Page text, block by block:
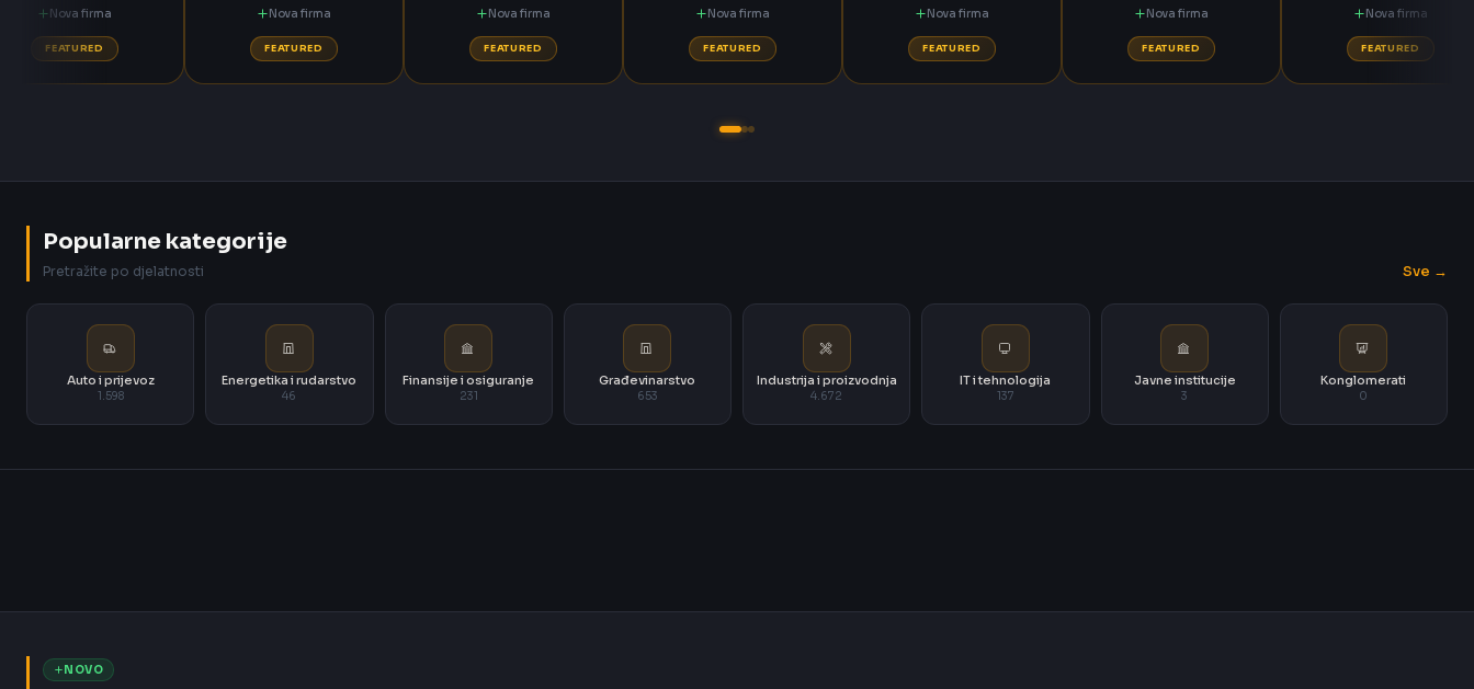
Nova firma
FEATURED
Nova firma
FEATURED
Nova firma
FEATURED
Nova firma
FEATURED
Nova firma
FEATURED
Nova firma
FEATURED
Nova firma
FEATURED
Popularne kategorije
Pretražite po djelatnosti Sve →
Auto i prijevoz
1.598
Energetika i rudarstvo
46
Finansije i osiguranje
231
Građevinarstvo
653
Industrija i proizvodnja
4.672
IT i tehnologija
137
Javne institucije
3
Konglomerati
0
NOVO